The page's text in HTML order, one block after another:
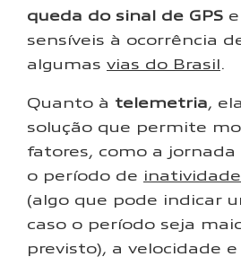
queda do sinal de GPS
sensíveis à ocorrência
algumas vias do Brasil
Quanto à telemetria ,
solução que permite
fatores, como a jornada
o período de
(algo que pode indicar
caso o período seja
previsto), a velocidade